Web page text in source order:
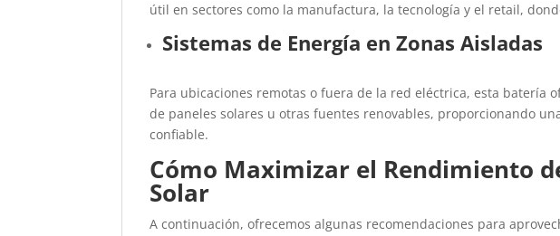
útil en sectores como la manufactura, la tecnología y el retail,
Sistemas de Energía en Zonas Aisladas
Para ubicaciones remotas o fuera de la red eléctrica, esta batería
de paneles solares u otras fuentes renovables, proporcionando
confiable.
Cómo Maximizar el Rendimiento
Solar
A continuación, ofrecemos algunas recomendaciones para